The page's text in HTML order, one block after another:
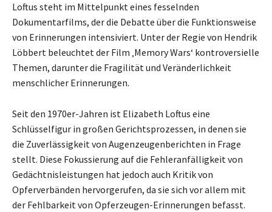
Loftus steht im Mittelpunkt eines fesselnden
Dokumentarfilms, der die Debatte über die Funktionsweise
von Erinnerungen intensiviert. Unter der Regie von Hendrik
Löbbert beleuchtet der Film ‚Memory Wars‘ kontroversielle
Themen, darunter die Fragilität und Veränderlichkeit
menschlicher Erinnerungen.
Seit den 1970er-Jahren ist Elizabeth Loftus eine
Schlüsselfigur in großen Gerichtsprozessen, in denen sie
die Zuverlässigkeit von Augenzeugenberichten in Frage
stellt. Diese Fokussierung auf die Fehleranfälligkeit von
Gedächtnisleistungen hat jedoch auch Kritik von
Opferverbänden hervorgerufen, da sie sich vor allem mit
der Fehlbarkeit von Opferzeugen-Erinnerungen befasst.